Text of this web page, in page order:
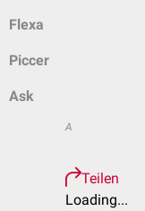
Flexa
Piccer
Ask
A
Teilen
Loading...